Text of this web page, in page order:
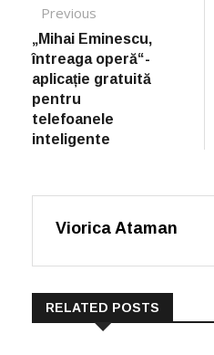
Post navigation
Previous
„Mihai Eminescu,
întreaga operă“-
aplicație gratuită
pentru
telefoanele
inteligente
Viorica Ataman
RELATED POSTS